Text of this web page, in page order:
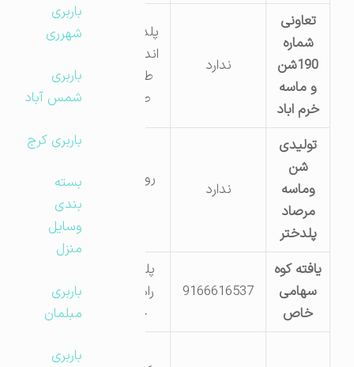
تعاونی
شماره
190شن
و ماسه
خرم اباد
ندارد
پلدختر جاده
اندیمشک به
طرف جاده
طاق سید
تولیدی
وماسه
مرصاد
پلدختر
ندارد
روستای گل
یافته کوه
سهامی
خاص
9166616537
پلدختر سه
راهی سراب
جهانگیر
باربری
شهرری
باربری
شمس آباد
باربری کرج
بسته
بندی
وسایل
منزل
باربری
مبلمان
باربری